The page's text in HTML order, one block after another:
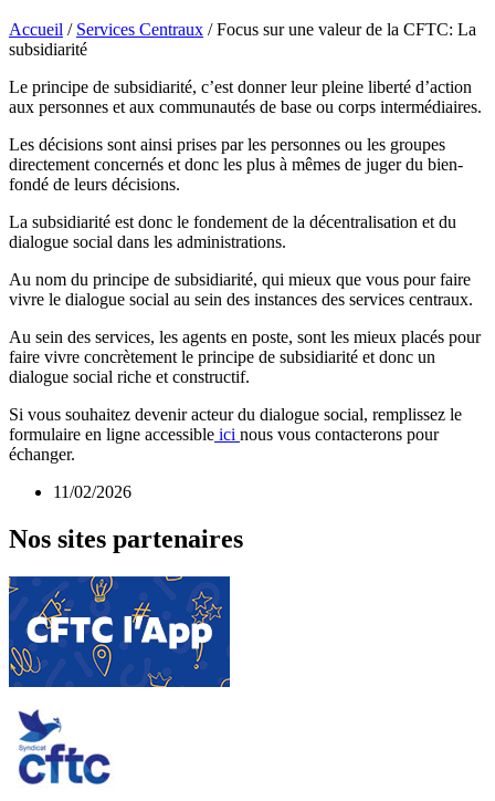
Accueil / Services Centraux / Focus sur une valeur de la CFTC: La
subsidiarité
Le principe de subsidiarité, c’est donner leur pleine liberté d’action
aux personnes et aux communautés de base ou corps intermédiaires.
Les décisions sont ainsi prises par les personnes ou les groupes
directement concernés et donc les plus à mêmes de juger du bien-
fondé de leurs décisions.
La subsidiarité est donc le fondement de la décentralisation et du
dialogue social dans les administrations.
Au nom du principe de subsidiarité, qui mieux que vous pour faire
vivre le dialogue social au sein des instances des services centraux.
Au sein des services, les agents en poste, sont les mieux placés pour
faire vivre concrètement le principe de subsidiarité et donc un
dialogue social riche et constructif.
Si vous souhaitez devenir acteur du dialogue social, remplissez le
formulaire en ligne accessible ici nous vous contacterons pour
échanger.
11/02/2026
Nos sites partenaires